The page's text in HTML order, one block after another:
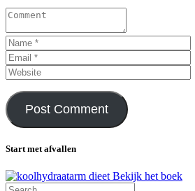
Start met afvallen
Bekijk het boek